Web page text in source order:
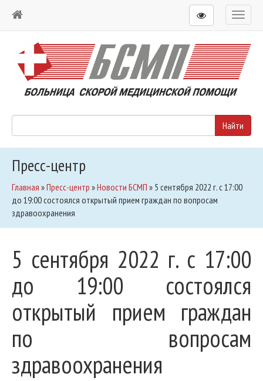
Toggle
Пресс-центр
Главная »Пресс-центр »Новости БСМП » 5 сентября 2022 г. с 17:00
до 19:00 состоялся открытый прием граждан по вопросам
здравоохранения
5 сентября 2022 г. с 17:00
до 19:00 состоялся
открытый прием граждан
по вопросам
здравоохранения